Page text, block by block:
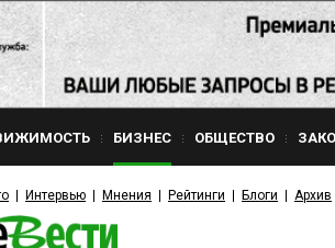
БИЗНЕС ОБЩЕСТВО
Интервью Мнения Рейтинги Блоги Архив